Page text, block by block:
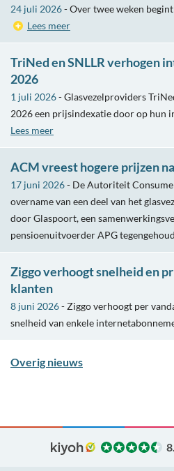
24 juli 2026- Over twee weken
Lees meer
TriNed en SNLLR verhogen
2026
1 juli 2026- Glasvezelproviders
2026 een prijsindexatie door op hun
Lees meer
ACM vreest hogere prijzen
17 juni 2026- De Autoriteit
overname van een deel van het
door Glaspoort, een
pensioenuitvoerder APG
Ziggo verhoogt snelheid en
klanten
8 juni 2026- Ziggo verhoogt per
snelheid van enkele
Overig nieuws